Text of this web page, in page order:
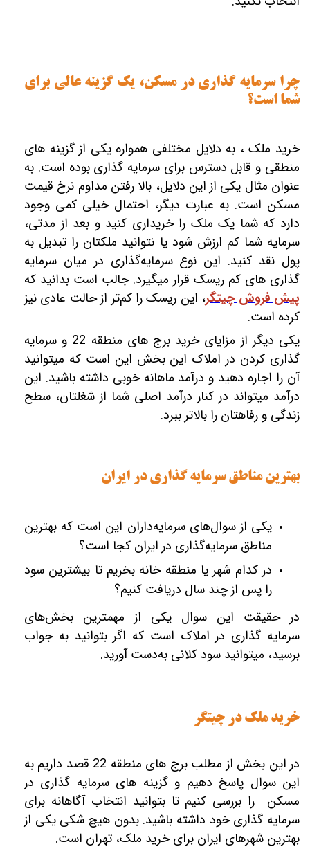
چرا سرمایه گذاری در مسکن، یک گزینه عالی برای
شما است؟
خرید ملک ، به دلایل مختلفی همواره یکی از گزینه‏‎ های
منطقی و قابل دسترس برای سرمایه ‎گذاری بوده است. به
عنوان مثال یکی از این دلایل، بالا رفتن مداوم نرخ قیمت
مسکن است. به عبارت دیگر، احتمال خیلی کمی وجود
دارد که شما یک ملک را خریداری کنید و بعد از مدتی،
سرمایه شما کم ارزش شود یا نتوانید ملک‎تان را تبدیل به
پول نقد کنید. این نوع سرمایه‌گذاری در میان سرمایه
پیش فروش چیتگر، این ریسک را کم‌تر از حالت عادی نیز
کرده است.
یکی دیگر از مزایای خرید برج های منطقه 22 و سرمایه
‎گذاری کردن در املاک این بخش این است که می‎توانید
آن را اجاره دهید و درآمد ماهانه خوبی داشته باشید. این
درآمد می‎تواند در کنار درآمد اصلی شما از ‎شغل‎تان، سطح
زندگی و رفاه‎تان را بالاتر ببرد.
بهترین مناطق سرمایه گذاری در ایران
یکی از سوال‌های سرمایه‌داران این است که بهترین
مناطق سرمایه‌گذاری در ایران کجا است؟
در کدام شهر یا منطقه خانه بخریم تا بیشترین سود
را پس از چند سال دریافت کنیم؟
در حقیقت این سوال یکی از مهم‎ترین بخش‌های
سرمایه‎ گذاری در املاک است که اگر بتوانید به جواب
برسید، می‎توانید سود کلانی به‌دست آورید.
خرید ملک در چیتگر
در این بخش از مطلب برج های منطقه 22 قصد داریم به
این سوال پاسخ دهیم و گزینه‎‏ های سرمایه‎ گذاری در
مسکن را بررسی کنیم تا بتوانید انتخاب آگاهانه برای
سرمایه‎ گذاری خود داشته باشید. بدون هیچ شکی یکی از
بهترین شهرهای ایران برای خرید ملک، تهران است.